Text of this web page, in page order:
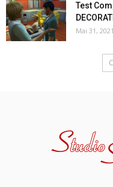
Test
Mai 31, 2021